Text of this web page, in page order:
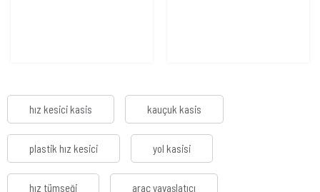
hız kesici kasis kauçuk kasis
plastik hız kesici yol kasisi
hız tümseği araç yavaşlatıcı